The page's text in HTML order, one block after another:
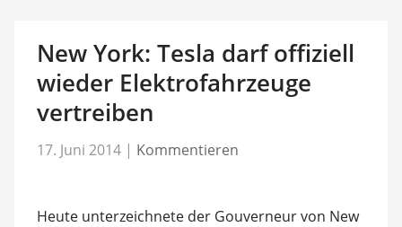
New York: Tesla darf offiziell
wieder Elektrofahrzeuge
vertreiben
17. Juni 2014 | Kommentieren
Heute unterzeichnete der Gouverneur von New